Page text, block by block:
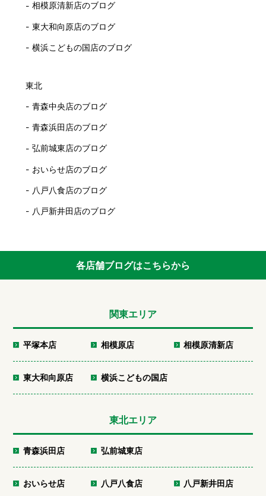
相模原清新店のブログ
東大和向原店のブログ
横浜こどもの国店のブログ
東北
青森中央店のブログ
青森浜田店のブログ
弘前城東店のブログ
おいらせ店のブログ
八戸八食店のブログ
八戸新井田店のブログ
各店舗ブログはこちらから
関東エリア
平塚本店 相模原店 相模原清新店
東大和向原店 横浜こどもの国店
東北エリア
青森浜田店 弘前城東店
おいらせ店 八戸八食店 八戸新井田店